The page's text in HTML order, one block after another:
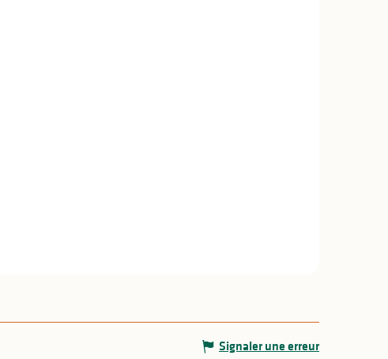
Signaler une erreur